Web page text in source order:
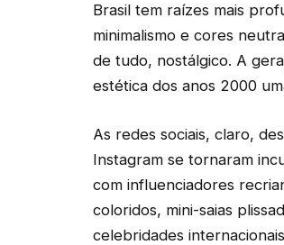
Brasil tem raízes mais
minimalismo e cores
de tudo, nostálgico. A
estética dos anos 2000
As redes sociais, claro,
Instagram se tornaram
com influenciadores
coloridos, mini-saias
celebridades